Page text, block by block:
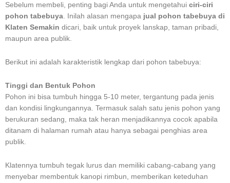
Sebelum membeli, penting bagi Anda untuk mengetahui ciri-ciri
pohon tabebuya . Inilah alasan mengapa jual pohon tabebuya di
Klaten Semakin dicari, baik untuk proyek lanskap, taman pribadi,
maupun area publik.
Berikut ini adalah karakteristik lengkap dari pohon tabebuya:
Tinggi dan Bentuk Pohon
Pohon ini bisa tumbuh hingga 5-10 meter, tergantung pada jenis
dan kondisi lingkungannya. Termasuk salah satu jenis pohon yang
berukuran sedang, maka tak heran menjadikannya cocok apabila
ditanam di halaman rumah atau hanya sebagai penghias area
publik.
Klatennya tumbuh tegak lurus dan memiliki cabang-cabang yang
menyebar membentuk kanopi rimbun, memberikan keteduhan